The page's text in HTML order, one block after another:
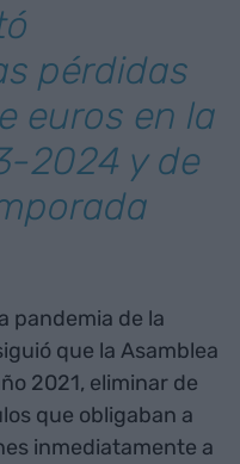
pérdidas
euros en la
2024 y de
pandemia de la
que la Asamblea
2021, eliminar de
que obligaban a
inmediatamente a